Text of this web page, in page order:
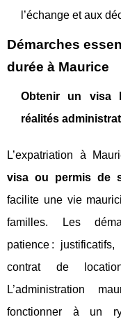
l’échange et aux
Démarches
durée à Maurice
Obtenir un visa
réalités
L’expatriation à
visa ou permis de
facilite une vie
familles. Les
patience :
contrat de
L’administration
fonctionner à un